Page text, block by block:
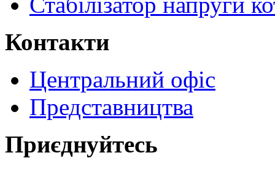
Контакти
Центральний офіс
Представництва
Приєднуйтесь